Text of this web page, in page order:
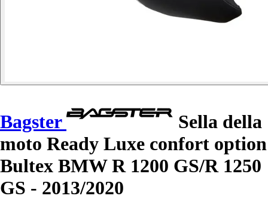
Bagster
Sella della
moto Ready Luxe confort option
Bultex BMW R 1200 GS/R 1250
GS - 2013/2020